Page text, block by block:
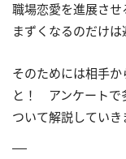
職場恋愛を進展さ
まずくなるのだけは
そのためには相手
と！ アンケートで
ついて解説していき